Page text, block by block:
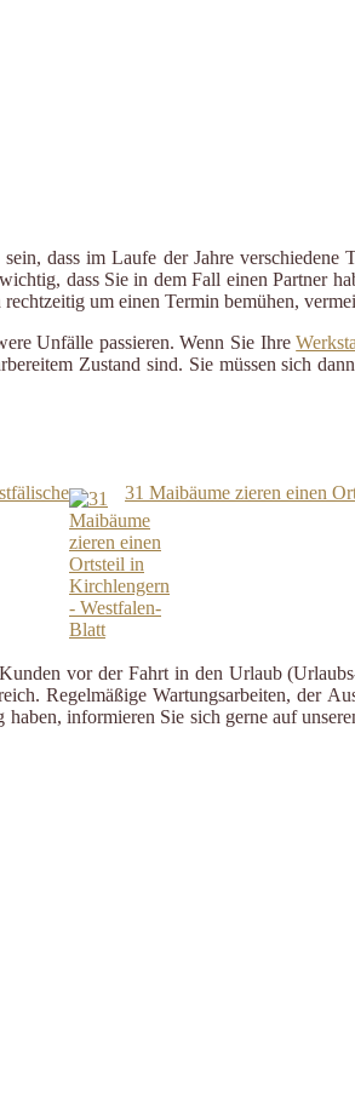
dass im Laufe der Jahre verschiedene
dass Sie in dem Fall einen Partner
um einen Termin bemühen,
Unfälle passieren. Wenn Sie Ihre
Zustand sind. Sie müssen sich
31 Maibäume zieren einen
vor der Fahrt in den Urlaub
Regelmäßige Wartungsarbeiten, der
haben, informieren Sie sich gerne auf